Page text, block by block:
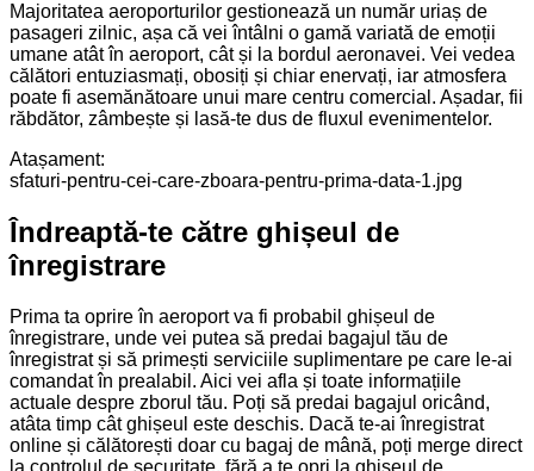
Majoritatea aeroporturilor gestionează un număr uriaș de
pasageri zilnic, așa că vei întâlni o gamă variată de emoții
umane atât în aeroport, cât și la bordul aeronavei. Vei vedea
călători entuziasmați, obosiți și chiar enervați, iar atmosfera
poate fi asemănătoare unui mare centru comercial. Așadar, fii
răbdător, zâmbește și lasă-te dus de fluxul evenimentelor.
Atașament:
sfaturi-pentru-cei-care-zboara-pentru-prima-data-1.jpg
Îndreaptă-te către ghișeul de
înregistrare
Prima ta oprire în aeroport va fi probabil ghișeul de
înregistrare, unde vei putea să predai bagajul tău de
înregistrat și să primești serviciile suplimentare pe care le-ai
comandat în prealabil. Aici vei afla și toate informațiile
actuale despre zborul tău. Poți să predai bagajul oricând,
atâta timp cât ghișeul este deschis. Dacă te-ai înregistrat
online și călătorești doar cu bagaj de mână, poți merge direct
la controlul de securitate, fără a te opri la ghișeul de